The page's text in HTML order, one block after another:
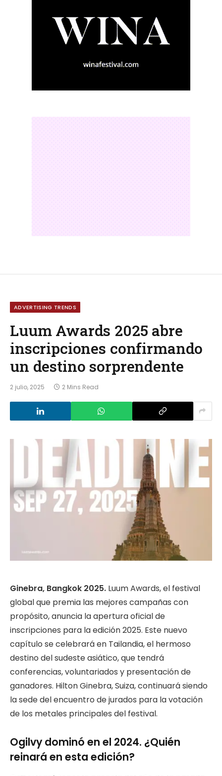
ADVERTISING TRENDS
Luum Awards 2025 abre
inscripciones confirmando
un destino sorprendente
2 julio, 2025 2 Mins Read
Ginebra, Bangkok 2025. Luum Awards, el festival
global que premia las mejores campañas con
propósito, anuncia la apertura oficial de
inscripciones para la edición 2025. Este nuevo
capítulo se celebrará en Tailandia, el hermoso
destino del sudeste asiático, que tendrá
conferencias, voluntariados y presentación de
ganadores. Hilton Ginebra, Suiza, continuará siendo
la sede del encuentro de jurados para la votación
de los metales principales del festival.
Ogilvy dominó en el 2024. ¿Quién
reinará en esta edición?